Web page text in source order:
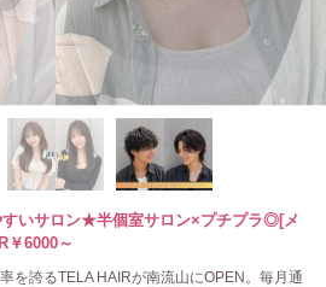
いサロン★半個室サロン×プチプラ◎[メ
￥6000～
を誇るTELA HAIRが南流山にOPEN。毎月通